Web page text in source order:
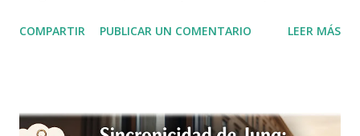
universo desde su origen. Los hindúes lo llamaron akasha ;
ocurrido, ocurre y ocurrirá. Hermoso, ¿verdad? Un
COMPARTIR PUBLICAR UN COMENTARIO LEER MÁS